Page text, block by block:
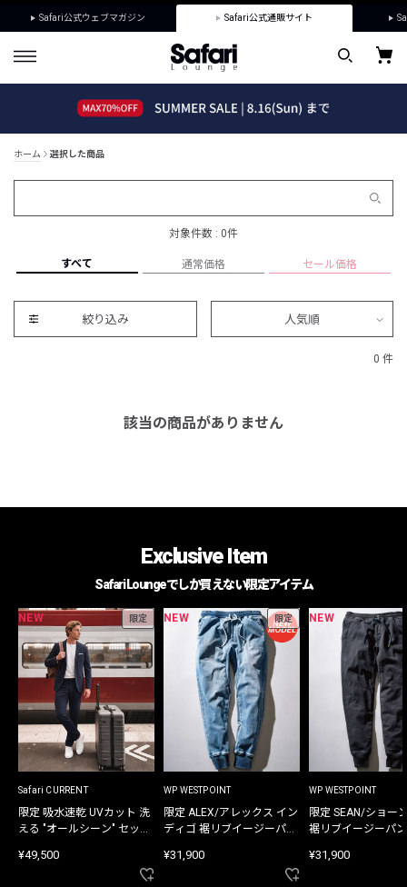
Safari公式ウェブマガジン Safari公式通販サイト
ホーム 選択した商品
対象件数 : 0件
すべて 通常価格 セール価格
絞り込み 人気順
0 件
該当の商品がありません
Exclusive Item
Safari Loungeでしか買えない限定アイテム
NEW 限定
Safari CURRENT
限定 吸水速乾 UVカット 洗
える "オールシーン" セット
¥49,500
NEW 限定
WP WESTPOINT
限定 ALEX/アレックス イン
ディゴ 裾リブイージーパン
¥31,900
NEW
WP WESTPOINT
限定 SEAN/ショー
裾リブイージーパ
¥31,900